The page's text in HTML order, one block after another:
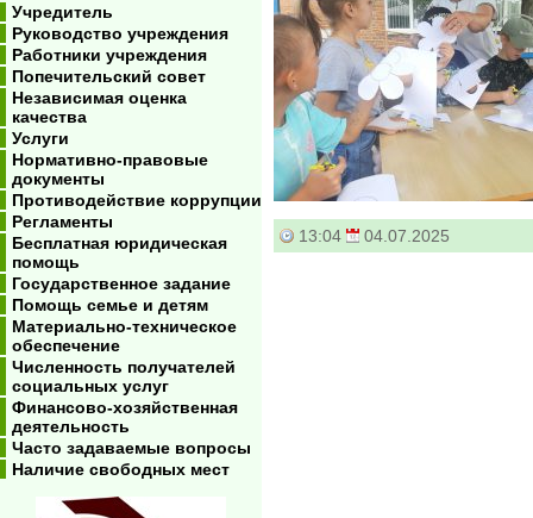
Учредитель
Руководство учреждения
Работники учреждения
Попечительский совет
Независимая оценка
качества
Услуги
Нормативно-правовые
документы
Противодействие коррупции
Регламенты
Бесплатная юридическая
помощь
Государственное задание
Помощь семье и детям
Материально-техническое
обеспечение
Численность получателей
социальных услуг
Финансово-хозяйственная
деятельность
Часто задаваемые вопросы
Наличие свободных мест
13:04 04.07.2025